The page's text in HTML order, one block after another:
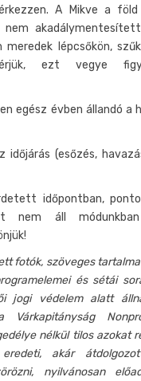
A Mikve a
nem
meredek lépcsőkön,
ezt vegye
egész évben állandó a
időjárás (esőzés,
időpontban,
nem áll
fotók, szöveges
és sétái
jogi védelem alatt
Várkapitányság
nélkül tilos azokat
akár
nyilvánosan